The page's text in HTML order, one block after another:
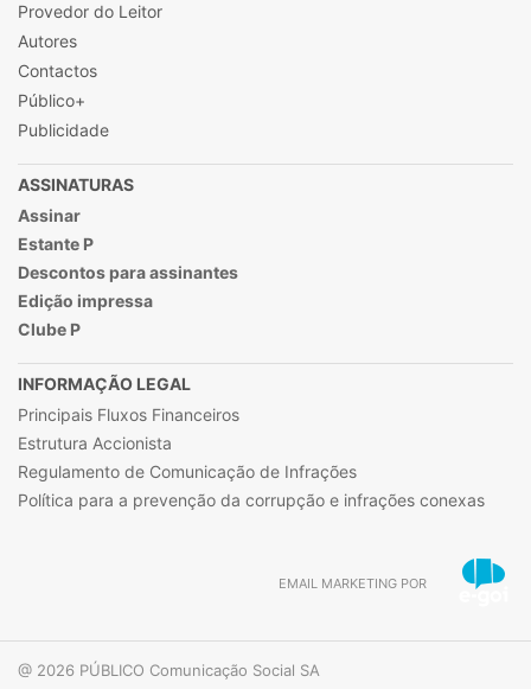
Provedor do Leitor
Autores
Contactos
Público+
Publicidade
ASSINATURAS
Assinar
Estante P
Descontos para assinantes
Edição impressa
Clube P
INFORMAÇÃO LEGAL
Principais Fluxos Financeiros
Estrutura Accionista
Regulamento de Comunicação de Infrações
Política para a prevenção da corrupção e infrações conexas
EMAIL MARKETING POR
@ 2026 PÚBLICO Comunicação Social SA